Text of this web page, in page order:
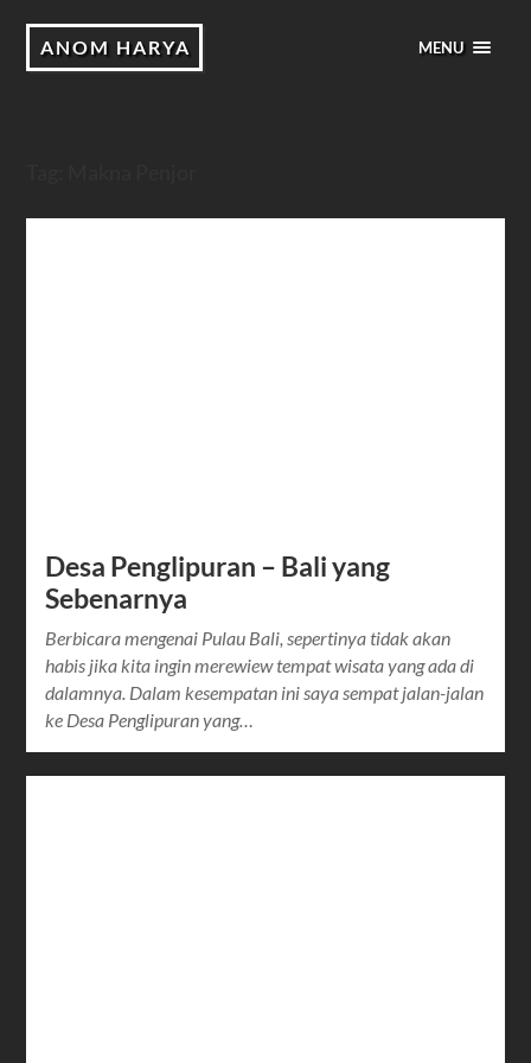
ANOM HARYA MENU
Desa Penglipuran – Bali yang
Sebenarnya
Berbicara mengenai Pulau Bali, sepertinya tidak akan
habis jika kita ingin merewiew tempat wisata yang ada di
dalamnya. Dalam kesempatan ini saya sempat jalan-jalan
ke Desa Penglipuran yang…